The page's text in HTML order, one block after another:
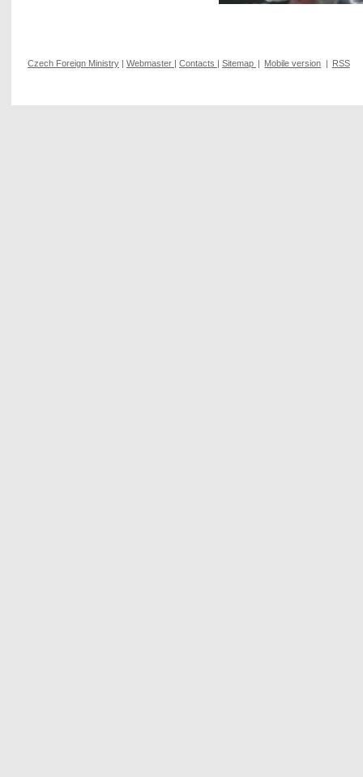
Czech Foreign Ministry | Webmaster | Contacts | Sitemap | Mobile version | RSS